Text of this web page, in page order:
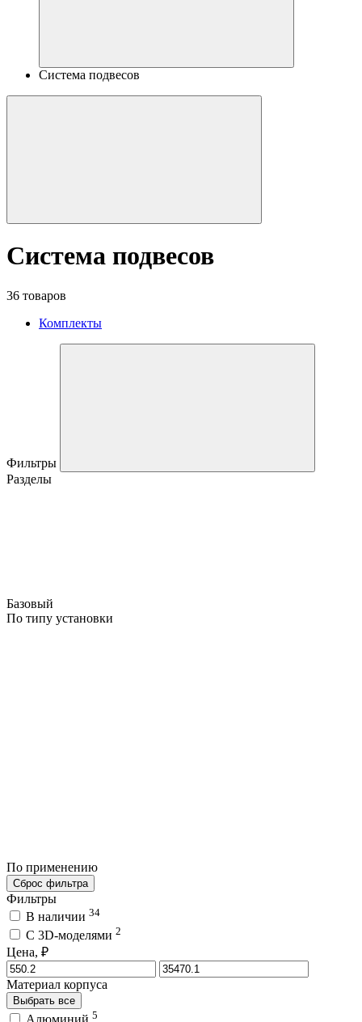
Система подвесов
Система подвесов
36 товаров
Комплекты
Фильтры
Разделы
Базовый
По типу установки
По применению
Сброс фильтра
Фильтры
В наличии 34
C 3D-моделями 2
Цена, ₽
Материал корпуса
Выбрать все
Алюминий 5